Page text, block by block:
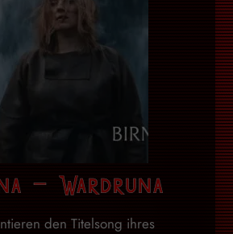
– Wardruna
den Titelsong ihres